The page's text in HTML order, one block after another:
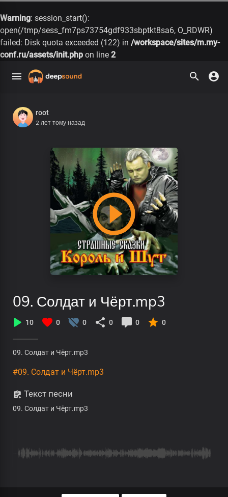
Warning: session_start():
open(/tmp/sess_fm7ps73754gdf933sbptkt8sa6, O_RDWR)
failed: Disk quota exceeded (122) in /workspace/sites/m.my-
conf.ru/assets/init.php on line 2
root
2 лет тому назад
09. Солдат и Чёрт.mp3
10 0 0 0 0 0
09. Солдат и Чёрт.mp3
#09. Солдат и Чёрт.mp3
Текст песни
09. Солдат и Чёрт.mp3